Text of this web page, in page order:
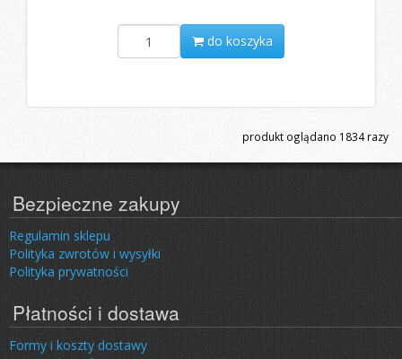
do koszyka
produkt oglądano 1834razy
Bezpieczne zakupy
Regulamin sklepu
Polityka zwrotów i wysyłki
Polityka prywatności
Płatności i dostawa
Formy i koszty dostawy